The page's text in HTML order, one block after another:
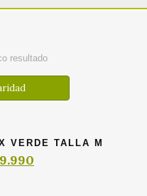
resultado
VERDE TALLA M
9.990